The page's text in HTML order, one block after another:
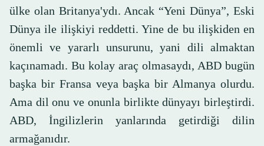
ülke olan Britanya'ydı. Ancak “Yeni Dünya”, Eski
Dünya ile ilişkiyi reddetti. Yine de bu ilişkiden en
önemli ve yararlı unsurunu, yani dili almaktan
kaçınamadı. Bu kolay araç olmasaydı, ABD bugün
başka bir Fransa veya başka bir Almanya olurdu.
Ama dil onu ve onunla birlikte dünyayı birleştirdi.
ABD, İngilizlerin yanlarında getirdiği dilin
armağanıdır.